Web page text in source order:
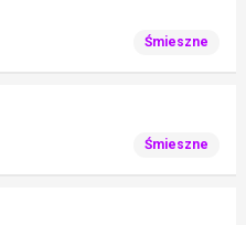
Śmieszne
Śmieszne